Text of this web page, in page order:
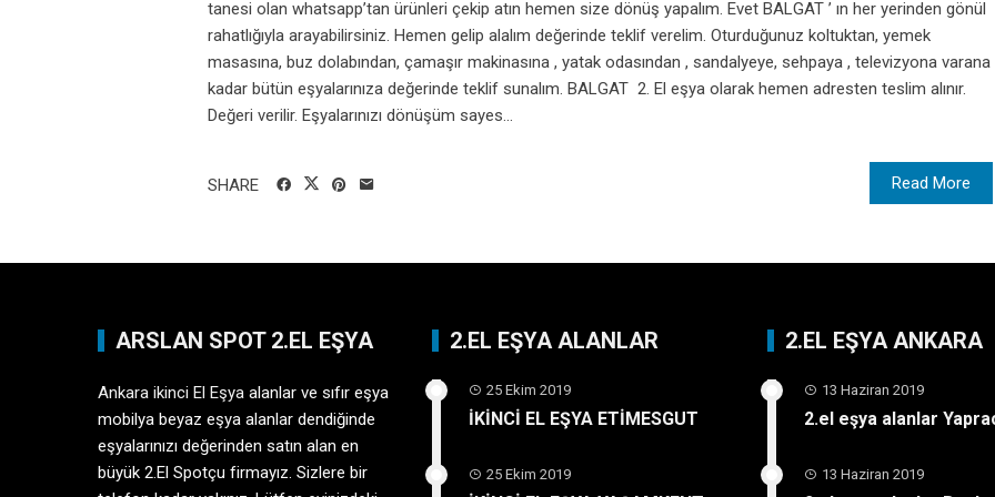
tanesi olan whatsapp’tan ürünleri çekip atın hemen size dönüş yapalım. Evet BALGAT ’ ın her yerinden gönül
rahatlığıyla arayabilirsiniz. Hemen gelip alalım değerinde teklif verelim. Oturduğunuz koltuktan, yemek
masasına, buz dolabından, çamaşır makinasına , yatak odasından , sandalyeye, sehpaya , televizyona varana
kadar bütün eşyalarınıza değerinde teklif sunalım. BALGAT 2. El eşya olarak hemen adresten teslim alınır.
Değeri verilir. Eşyalarınızı dönüşüm sayes...
Read More
SHARE
ARSLAN SPOT 2.EL EŞYA
Ankara ikinci El Eşyaalanlar ve sıfır eşya
mobilya beyaz eşya alanlar dendiğinde
eşyalarınızı değerinden satın alan en
büyük 2.El Spotçu firmayız. Sizlere bir
2.EL EŞYA ALANLAR
25 Ekim 2019
İKİNCİ EL EŞYA ETİMESGUT
25 Ekim 2019
2.EL EŞYA ANKARA
13 Haziran 2019
2.el eşya alanlar
13 Haziran 2019